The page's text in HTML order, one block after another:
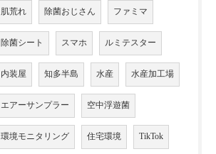
肌荒れ 除菌おじさん ファミマ
除菌シート スマホ ルミテスター
内装屋 知多半島 水産 水産加工場
エアーサンプラー 空中浮遊菌
環境モニタリング 住宅環境 TikTok